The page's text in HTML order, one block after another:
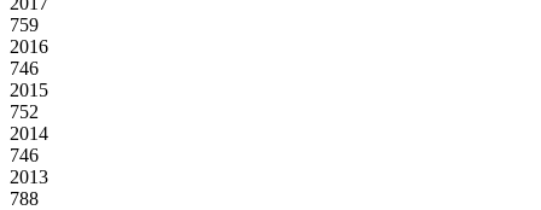
759
2016
746
2015
752
2014
746
2013
788